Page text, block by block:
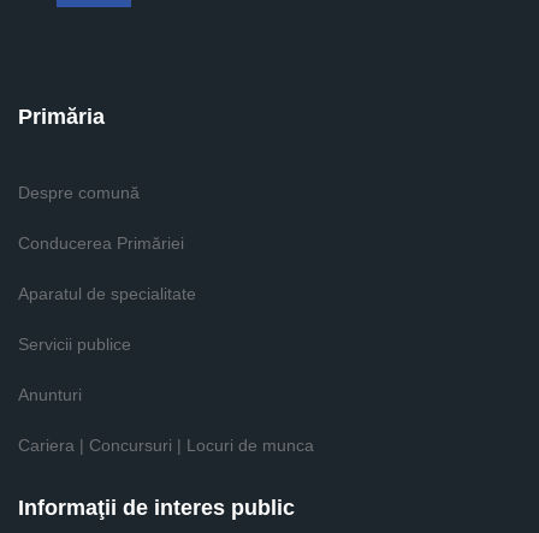
Primăria
Despre comună
Conducerea Primăriei
Aparatul de specialitate
Servicii publice
Anunturi
Cariera | Concursuri | Locuri de munca
Informaţii de interes public